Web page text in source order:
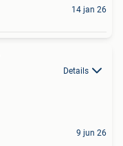
14 jan 26
Details
9 jun 26